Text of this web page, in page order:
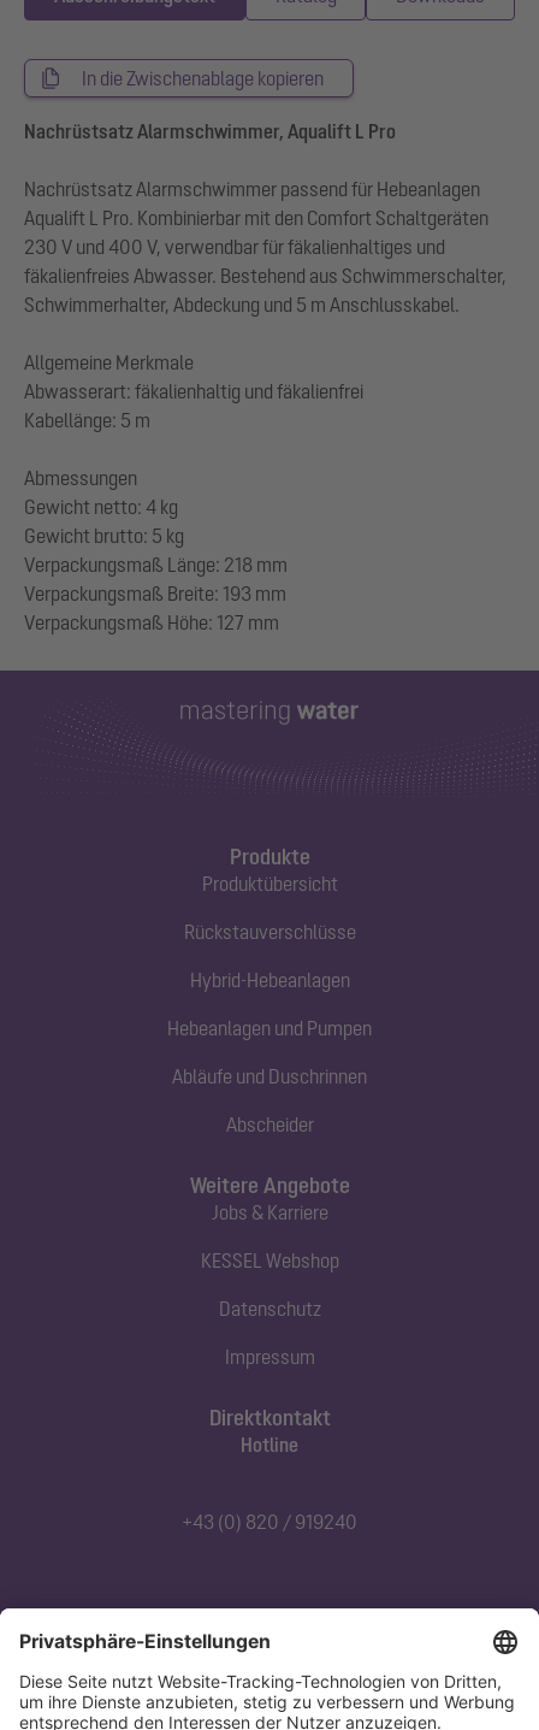
In die Zwischenablage kopieren
Nachrüstsatz Alarmschwimmer, Aqualift L Pro
Nachrüstsatz Alarmschwimmer passend für Hebeanlagen
Aqualift L Pro. Kombinierbar mit den Comfort Schaltgeräten
230 V und 400 V, verwendbar für fäkalienhaltiges und
fäkalienfreies Abwasser. Bestehend aus Schwimmerschalter,
Schwimmerhalter, Abdeckung und 5 m Anschlusskabel.
Allgemeine Merkmale
Abwasserart: fäkalienhaltig und fäkalienfrei
Kabellänge: 5 m
Abmessungen
Gewicht netto: 4 kg
Gewicht brutto: 5 kg
Verpackungsmaß Länge: 218 mm
Verpackungsmaß Breite: 193 mm
Produkte
Produktübersicht
Rückstauverschlüsse
Hybrid-Hebeanlagen
Hebeanlagen und Pumpen
Abläufe und Duschrinnen
Abscheider
Direktkontakt
Hotline
+43 (0) 820 / 919240
Abonnieren Sie unseren Newsletter
Jetzt anmelden
Weitere Angebote
Jobs & Karriere
KESSEL Webshop
Datenschutz
Impressum